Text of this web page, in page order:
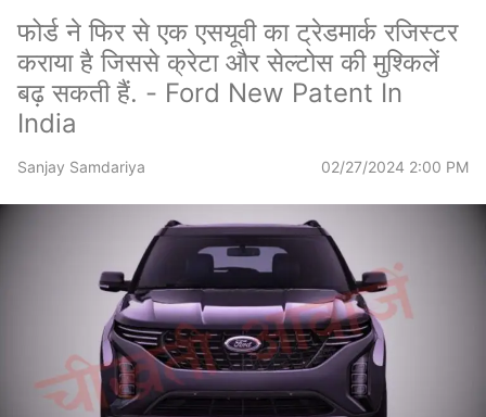
फोर्ड ने फिर से एक एसयूवी का ट्रेडमार्क रजिस्टर
कराया है जिससे क्रेटा और सेल्टोस की मुश्किलें
बढ़ सकती हैं. - Ford New Patent In
India
Sanjay Samdariya 02/27/2024 2:00 PM